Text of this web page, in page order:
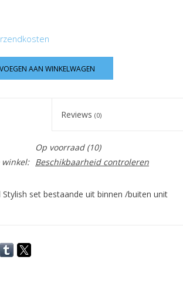
AAN WINKELWAGEN
Reviews (0)
Op voorraad(10)
winkel: Beschikbaarheid controleren
set bestaande uit binnen /buiten unit
nl_be/productgroepen/lucht-lucht-